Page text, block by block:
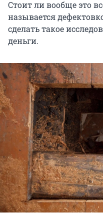
Стоит ли вообще это
называется
сделать такое
деньги.